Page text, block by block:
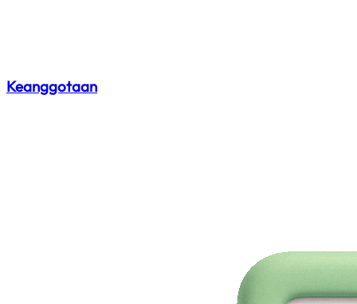
Keanggotaan